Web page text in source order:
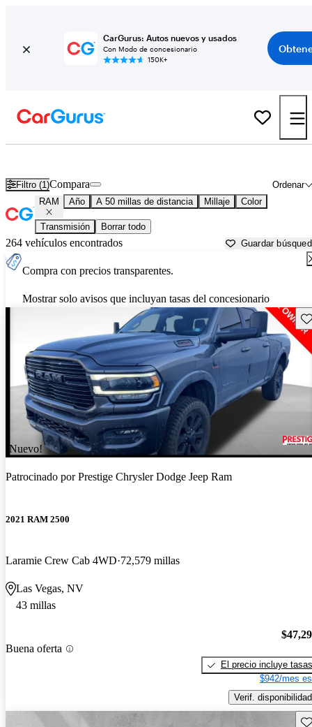
CarGurus: Autos nuevos y usados
Con Modo de concesionario
150K+
Filtro (1) Ordenar
Compara
RAM Año A 50 millas de distancia Millaje Color
Transmisión Borrar todo
264 vehículos encontrados Guardar
Compra con precios transparentes.
Mostrar solo avisos que incluyan tasas del concesionario
¡Nuevo!
Patrocinado porPrestige Chrysler Dodge Jeep Ram
2021 RAM 2500
Laramie Crew Cab 4WD 72,579 millas
Las Vegas, NV
43 millas
Buena oferta
El precio incluye tasas
$942/mes
Verif. disponibilidad